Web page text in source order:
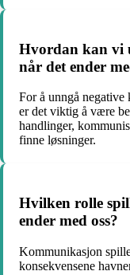
Hvordan kan vi
når det ender
For å unngå negative
er det viktig å være
handlinger,
finne løsninger.
Hvilken rolle
ender med oss?
Kommunikasjon
konsekvensene